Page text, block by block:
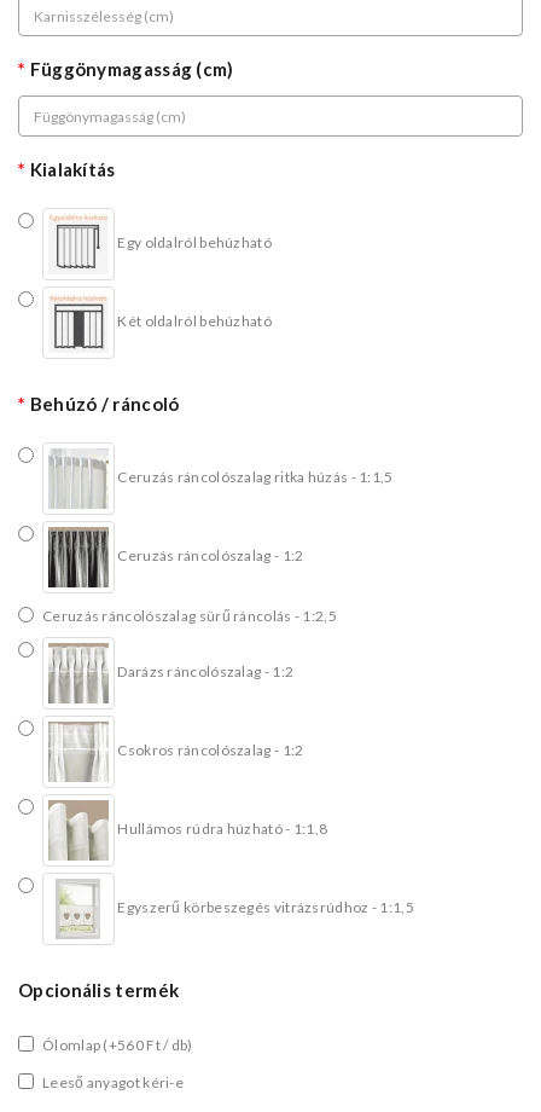
Függönymagasság (cm)
Kialakítás
Egy oldalról behúzható
Két oldalról behúzható
Behúzó / ráncoló
Ceruzás ráncolószalag ritka húzás - 1:1,5
Ceruzás ráncolószalag - 1:2
Ceruzás ráncolószalag sürű ráncolás - 1:2,5
Darázs ráncolószalag - 1:2
Csokros ráncolószalag - 1:2
Hullámos rúdra húzható - 1:1,8
Egyszerű körbeszegés vitrázsrúdhoz - 1:1,5
Opcionális termék
Ólomlap (+560 Ft / db)
Leeső anyagot kéri-e